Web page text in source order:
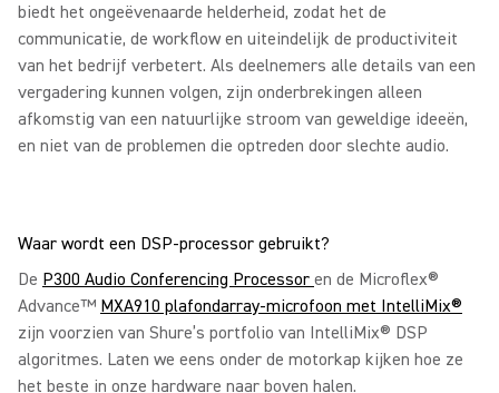
biedt het ongeëvenaarde helderheid, zodat het de
communicatie, de workflow en uiteindelijk de productiviteit
van het bedrijf verbetert. Als deelnemers alle details van een
vergadering kunnen volgen, zijn onderbrekingen alleen
afkomstig van een natuurlijke stroom van geweldige ideeën,
en niet van de problemen die optreden door slechte audio.
Waar wordt een DSP-processor gebruikt?
De P300 Audio Conferencing Processor en de Microflex®
Advance™ MXA910 plafondarray-microfoon met IntelliMix®
zijn voorzien van Shure’s portfolio van IntelliMix® DSP
algoritmes. Laten we eens onder de motorkap kijken hoe ze
het beste in onze hardware naar boven halen.